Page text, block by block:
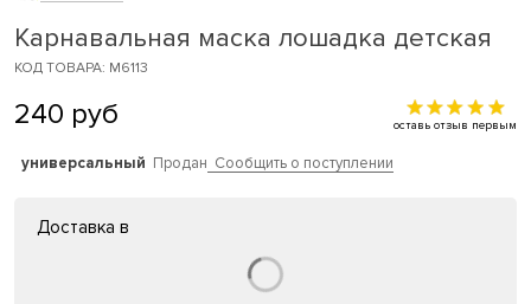
Карнавальная маска лошадка детская
КОД ТОВАРА: M6113
240 руб оставь отзыв первым
универсальный Продан Сообщить о поступлении
Доставка в